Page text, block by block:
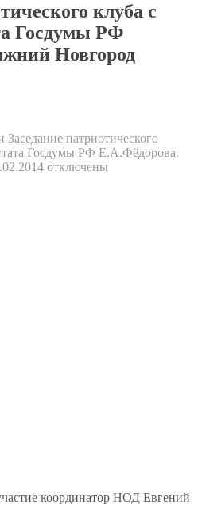
клуба с
Госдумы РФ
Новгород
Заседание патриотического
Госдумы РФ Е.А.Фёдорова.
отключены
координатор НОД Евгений